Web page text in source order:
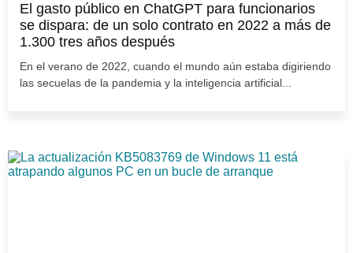
El gasto público en ChatGPT para funcionarios
se dispara: de un solo contrato en 2022 a más de
1.300 tres años después
En el verano de 2022, cuando el mundo aún estaba digiriendo
las secuelas de la pandemia y la inteligencia artificial...